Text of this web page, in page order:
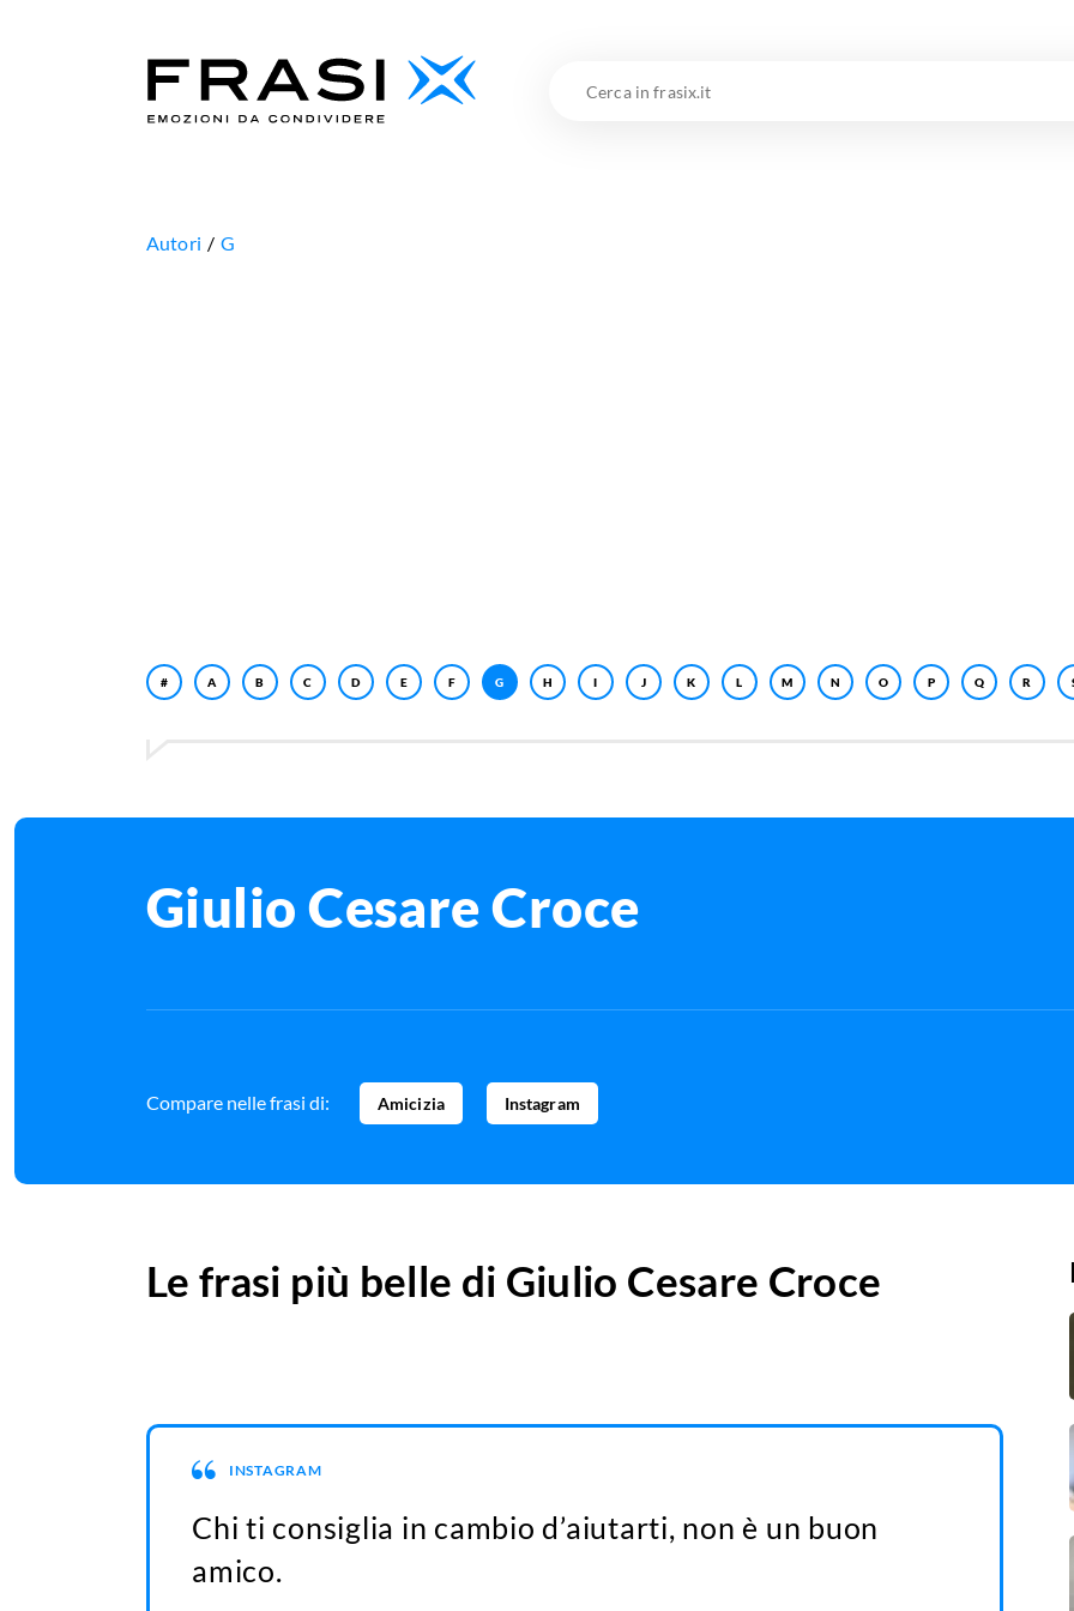
Autori G
# A B C D E F G H I J K L M N O P Q R
Giulio Cesare Croce
Compare nelle frasi di: Amicizia Instagram
Le frasi più belle di Giulio Cesare Croce
INSTAGRAM
Chi ti consiglia in cambio d’aiutarti, non è un buon
amico.